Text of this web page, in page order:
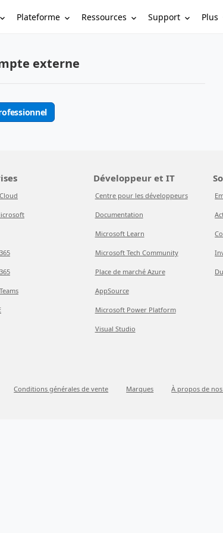
Plateforme Ressources Support Plus
externe
Développeur et IT
Centre pour les développeurs
Documentation
Microsoft Learn
Microsoft Tech Community
Place de marché Azure
AppSource
Microsoft Power Platform
Visual Studio
Conditions générales de vente Marques
À propos de